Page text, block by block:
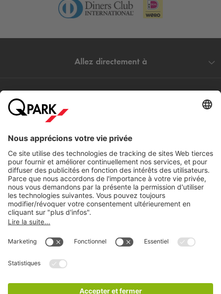
Allez directement à
Villes populaires
Téléchargement
Paramètres de confidentialité